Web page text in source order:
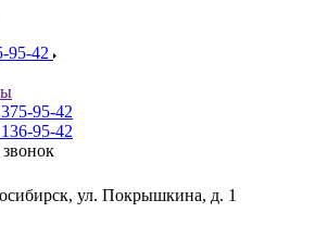
95-42
95-42
95-42
звонок
ул. Покрышкина, д. 1